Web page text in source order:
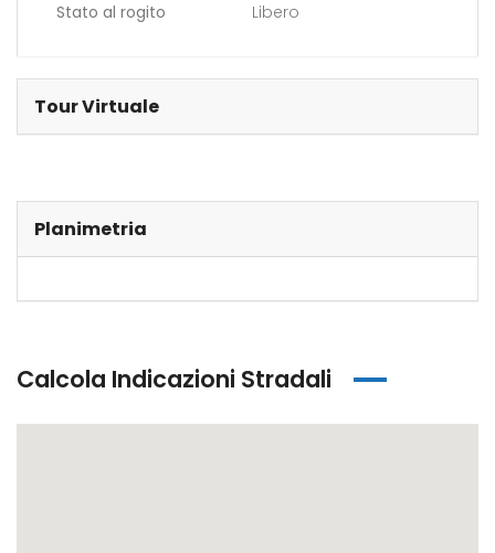
Stato al rogito Libero
Tour Virtuale
Planimetria
Calcola Indicazioni Stradali